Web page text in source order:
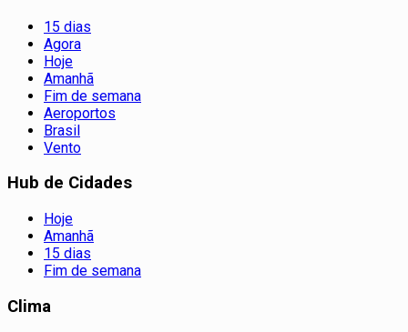
15 dias
Agora
Hoje
Amanhã
Fim de semana
Aeroportos
Brasil
Vento
Hub de Cidades
Hoje
Amanhã
15 dias
Fim de semana
Clima